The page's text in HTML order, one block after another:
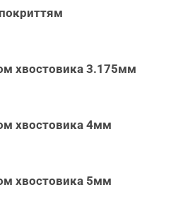
хвостовика 3.175мм
хвостовика 4мм
хвостовика 5мм